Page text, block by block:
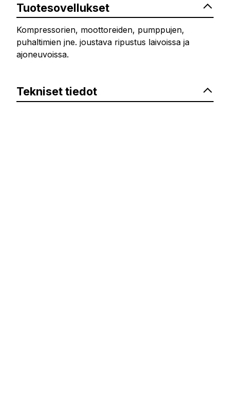
Tuotesovellukset
Kompressorien, moottoreiden, pumppujen,
puhaltimien jne. joustava ripustus laivoissa ja
ajoneuvoissa.
Tekniset tiedot